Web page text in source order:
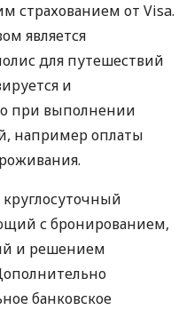
страхованием от Visa.
является
для путешествий
и
при выполнении
например оплаты
с бронированием,
и решением
банковское